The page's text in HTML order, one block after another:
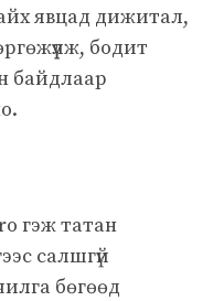
явцад дижитал,
бодит
байдлаар
гэж татан
салшгүй
бөгөөд